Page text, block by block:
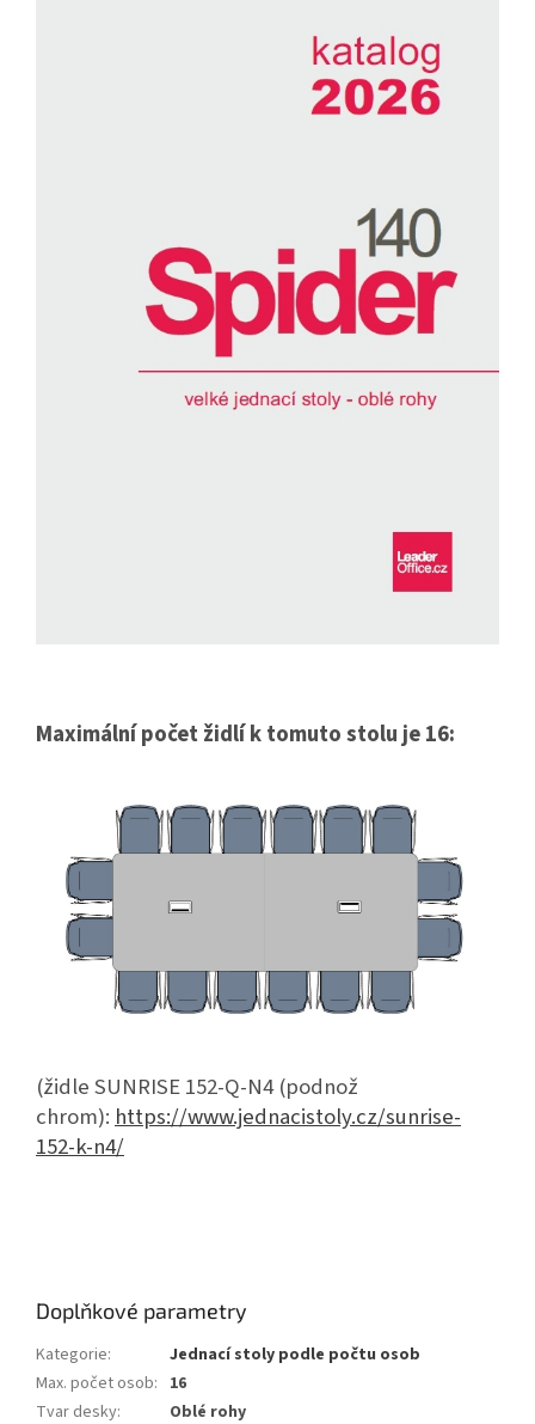
Maximální počet židlí k tomuto stolu je 16:
(židleSUNRISE 152-Q-N4 (podnož
chrom): https://www.jednacistoly.cz/sunrise-
152-k-n4/
Doplňkové parametry
Kategorie:
Jednací stoly podle počtu osob
Max. počet osob: 16
Tvar desky:
Oblé rohy